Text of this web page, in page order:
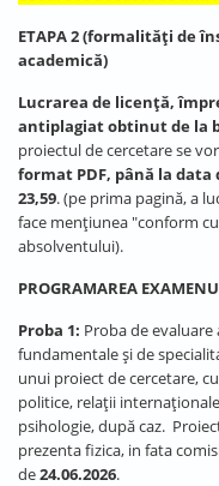
ETAPA 2 (formalități de
academică)
Lucrarea de licenţă,
antiplagiat obtinut de la
proiectul de cercetare se
format PDF, până la data
23,59. (pe prima pagină, a
face mențiunea "conform
absolventului).
PROGRAMAREA
Proba 1: Proba de
fundamentale şi de
unui proiect de cercetare,
politice, relații
psihologie, după caz.
prezenta fizica, in fata
de24.06.2026.